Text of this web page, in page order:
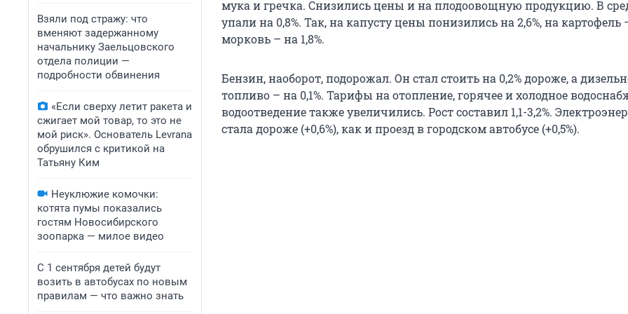
Взяли под стражу: что
вменяют задержанному
начальнику Заельцовского
отдела полиции —
подробности обвинения
«Если сверху летит ракета и
сжигает мой товар, то это не
мой риск». Основатель Levrana
обрушился с критикой на
Татьяну Ким
Неуклюжие комочки:
котята пумы показались
гостям Новосибирского
зоопарка — милое видео
С 1 сентября детей будут
возить в автобусах по новым
правилам — что важно знать
мука и гречка. Снизились цены и на плодоовощную продукцию. В
упали на 0,8%. Так, на капусту цены понизились на 2,6%, на картофель
морковь – на 1,8%.
Бензин, наоборот, подорожал. Он стал стоить на 0,2% дороже, а
топливо – на 0,1%. Тарифы на отопление, горячее и холодное
водоотведение также увеличились. Рост составил 1,1-3,2%.
стала дороже (+0,6%), как и проезд в городском автобусе (+0,5%).